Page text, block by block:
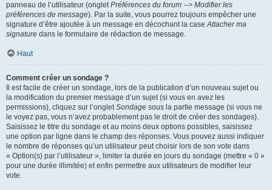
panneau de l’utilisateur (ongletPréférences du forum --> Modifier les
préférences de message). Par la suite, vous pourrez toujours empêcher une
signature d’être ajoutée à un message en décochant la caseAttacher ma
signature dans le formulaire de rédaction de message.
Haut
Comment créer un sondage ?
Il est facile de créer un sondage, lors de la publication d’un nouveau sujet ou
la modification du premier message d’un sujet (si vous en avez les
permissions), cliquez sur l’ongletSondage sous la partie message (si vous ne
le voyez pas, vous n’avez probablement pas le droit de créer des sondages).
Saisissez le titre du sondage et au moins deux options possibles, saisissez
une option par ligne dans le champ des réponses. Vous pouvez aussi indiquer
le nombre de réponses qu’un utilisateur peut choisir lors de son vote dans
« Option(s) par l’utilisateur », limiter la durée en jours du sondage (mettre « 0 »
pour une durée illimitée) et enfin permettre aux utilisateurs de modifier leur
vote.